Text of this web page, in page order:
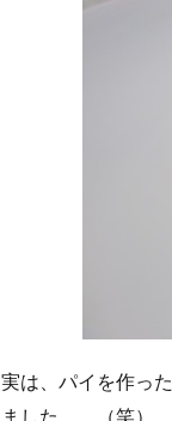
実は、パイを作っ
ました。 （笑）